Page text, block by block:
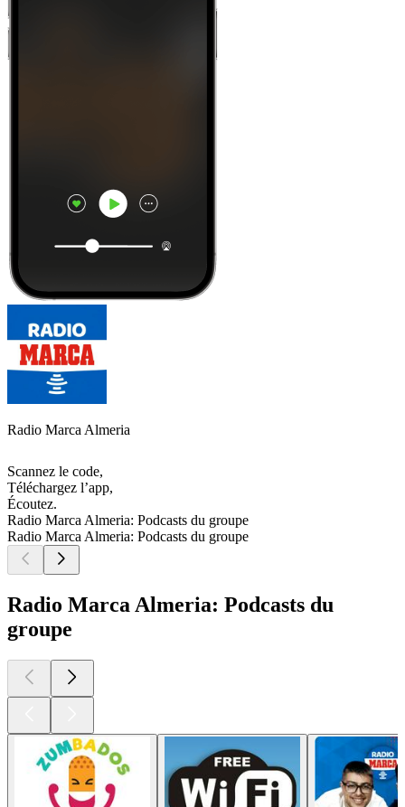
Radio Marca Almeria
Scannez le code,
Téléchargez l’app,
Écoutez.
Radio Marca Almeria: Podcasts du groupe
Radio Marca Almeria: Podcasts du groupe
Radio Marca Almeria: Podcasts du
groupe